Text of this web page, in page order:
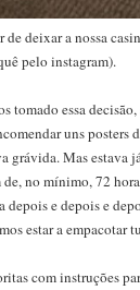
de deixar a nossa
pelo instagram).
tomado essa
uns posters
grávida. Mas
no mínimo, 72
depois e depois e
estar a empacotar
com instruções